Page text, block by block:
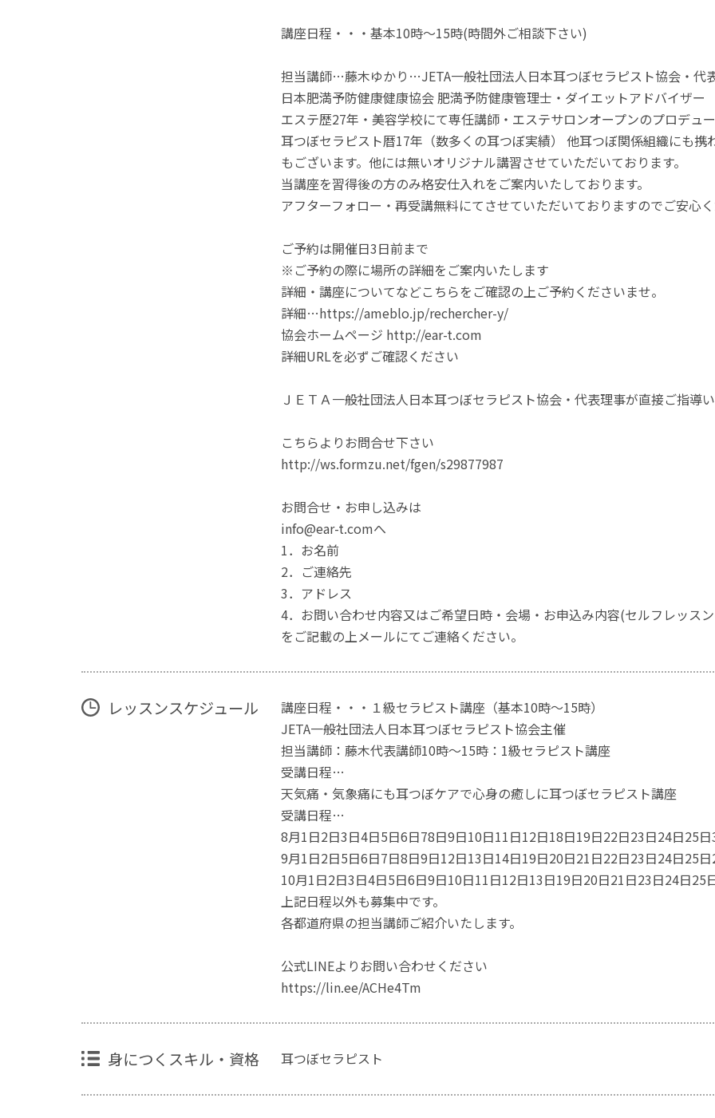
講座日程・・・基本10時～15時(時間外ご相談下さい)
担当講師…藤木ゆかり…JETA一般社団法人日本耳つぼセラピスト協会・代
日本肥満予防健康健康協会 肥満予防健康管理士・ダイエットアドバイザー
エステ歴27年・美容学校にて専任講師・エステサロンオープンのプロデュ
耳つぼセラピスト暦17年（数多くの耳つぼ実績） 他耳つぼ関係組織にも
もございます。他には無いオリジナル講習させていただいております。
当講座を習得後の方のみ格安仕入れをご案内いたしております。
アフターフォロー・再受講無料にてさせていただいておりますのでご安心く
ご予約は開催日3日前まで
※ご予約の際に場所の詳細をご案内いたします
詳細・講座についてなどこちらをご確認の上ご予約くださいませ。
詳細…https://ameblo.jp/rechercher-y/
協会ホームページ http://ear-t.com
詳細URLを必ずご確認ください
ＪＥＴＡ一般社団法人日本耳つぼセラピスト協会・代表理事が直接ご指導
こちらよりお問合せ下さい
http://ws.formzu.net/fgen/s29877987
お問合せ・お申し込みは
info@ear-t.comへ
1．お名前
2．ご連絡先
3．アドレス
4．お問い合わせ内容又はご希望日時・会場・お申込み内容(セルフレッス
をご記載の上メールにてご連絡ください。
レッスンスケジュール
講座日程・・・１級セラピスト講座（基本10時～15時）
JETA一般社団法人日本耳つぼセラピスト協会主催
担当講師：藤木代表講師10時～15時：1級セラピスト講座
受講日程…
天気痛・気象痛にも耳つぼケアで心身の癒しに耳つぼセラピスト講座
受講日程…
8月1日2日3日4日5日6日78日9日10日11日12日18日19日22日23日24日25日
9月1日2日5日6日7日8日9日12日13日14日19日20日21日22日23日24日25日
10月1日2日3日4日5日6日9日10日11日12日13日19日20日21日23日24日25
上記日程以外も募集中です。
各都道府県の担当講師ご紹介いたします。
公式LINEよりお問い合わせください
https://lin.ee/ACHe4Tm
身につくスキル・資格 耳つぼセラピスト